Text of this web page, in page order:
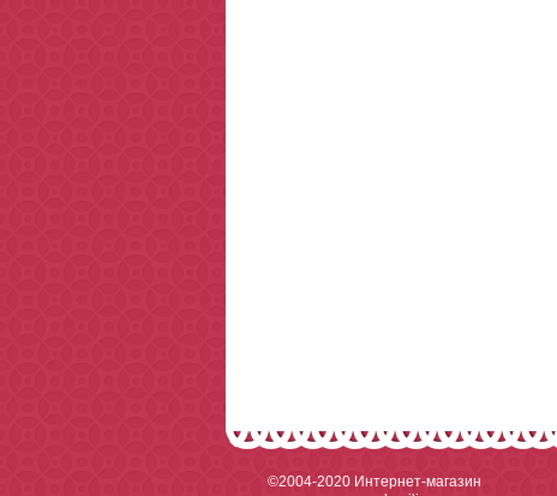
©2004-2020 Интернет-магазин